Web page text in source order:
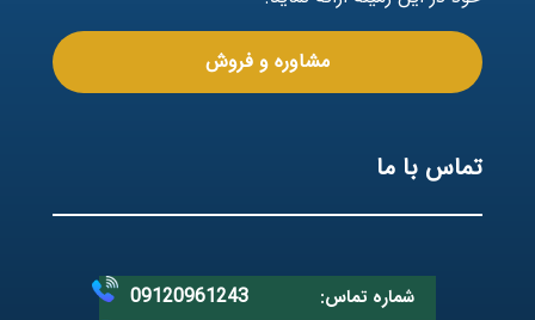
مشاوره و فروش
تماس با ما
شماره تماس: 09120961243